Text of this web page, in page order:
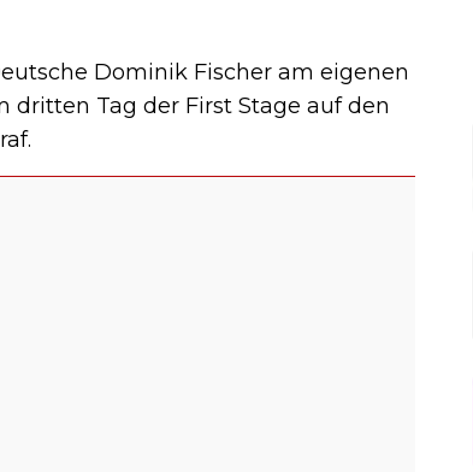
Dominik Fischer am eigenen
dritten Tag der First Stage auf den